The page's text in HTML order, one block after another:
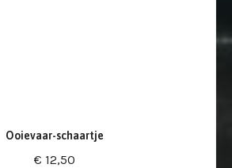
Ooievaar-schaartje
€ 12,50